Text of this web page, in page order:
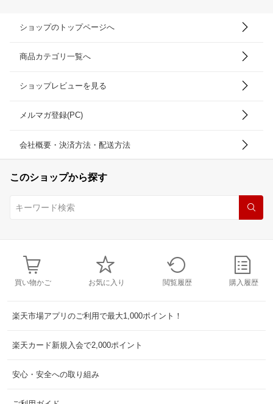
ショップのトップページへ
商品カテゴリ一覧へ
ショップレビューを見る
メルマガ登録(PC)
会社概要・決済方法・配送方法
このショップから探す
買い物かご お気に入り 閲覧履歴 購入履歴
楽天市場アプリのご利用で最大1,000ポイント！
楽天カード新規入会で2,000ポイント
安心・安全への取り組み